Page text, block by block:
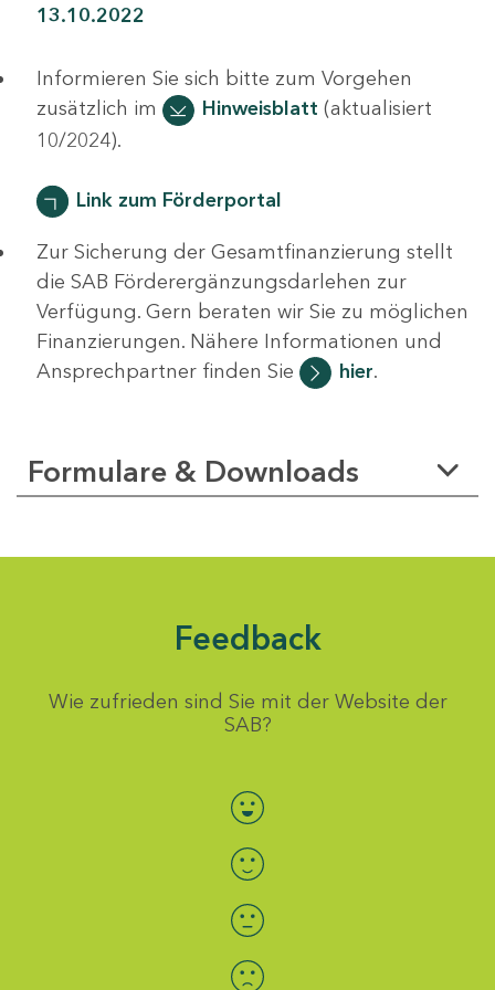
13.10.2022
Informieren Sie sich bitte zum Vorgehen
zusätzlich im
Hinweisblatt (aktualisiert
10/2024).
Link zum Förderportal
Zur Sicherung der Gesamtfinanzierung stellt
die SAB Förderergänzungsdarlehen zur
Verfügung. Gern beraten wir Sie zu möglichen
Finanzierungen. Nähere Informationen und
Ansprechpartner finden Sie
hier.
Formulare & Downloads
Feedback
Wie zufrieden sind Sie mit der Website der
SAB?
Bewertung auswählen